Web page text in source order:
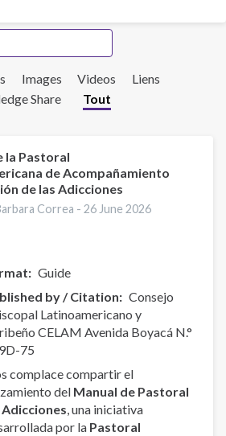
Images Videos
Liens
Share Tout
la Pastoral
de Acompañamiento
de las Adicciones
Correa -26 June 2026
Guide
by / Citation
Consejo
Latinoamericano y
CELAM Avenida Boyacá N.°
75
complace compartir el
del Manual de Pastoral
Adicciones, una iniciativa
por la Pastoral